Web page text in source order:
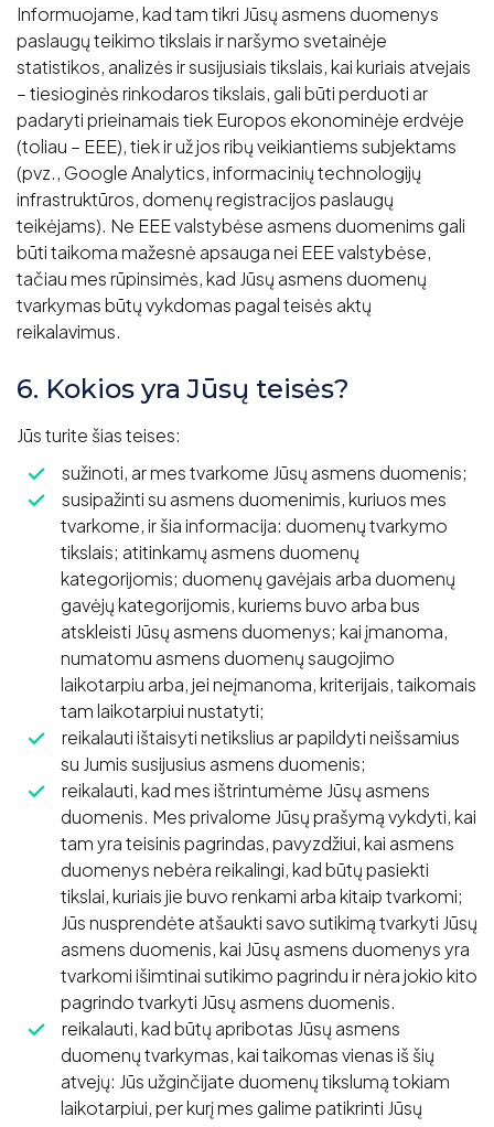
Informuojame, kad tam tikri Jūsų asmens duomenys
paslaugų teikimo tikslais ir naršymo svetainėje
statistikos, analizės ir susijusiais tikslais, kai kuriais atvejais
– tiesioginės rinkodaros tikslais, gali būti perduoti ar
padaryti prieinamais tiek Europos ekonominėje erdvėje
(toliau – EEE), tiek ir už jos ribų veikiantiems subjektams
(pvz., Google Analytics, informacinių technologijų
infrastruktūros, domenų registracijos paslaugų
teikėjams). Ne EEE valstybėse asmens duomenims gali
būti taikoma mažesnė apsauga nei EEE valstybėse,
tačiau mes rūpinsimės, kad Jūsų asmens duomenų
tvarkymas būtų vykdomas pagal teisės aktų
reikalavimus.
6. Kokios yra Jūsų teisės?
Jūs turite šias teises:
sužinoti, ar mes tvarkome Jūsų asmens duomenis;
susipažinti su asmens duomenimis, kuriuos mes
tvarkome, ir šia informacija: duomenų tvarkymo
tikslais; atitinkamų asmens duomenų
kategorijomis; duomenų gavėjais arba duomenų
gavėjų kategorijomis, kuriems buvo arba bus
atskleisti Jūsų asmens duomenys; kai įmanoma,
numatomu asmens duomenų saugojimo
laikotarpiu arba, jei neįmanoma, kriterijais, taikomais
tam laikotarpiui nustatyti;
reikalauti ištaisyti netikslius ar papildyti neišsamius
su Jumis susijusius asmens duomenis;
reikalauti, kad mes ištrintumėme Jūsų asmens
duomenis. Mes privalome Jūsų prašymą vykdyti, kai
tam yra teisinis pagrindas, pavyzdžiui, kai asmens
duomenys nebėra reikalingi, kad būtų pasiekti
tikslai, kuriais jie buvo renkami arba kitaip tvarkomi;
Jūs nusprendėte atšaukti savo sutikimą tvarkyti Jūsų
asmens duomenis, kai Jūsų asmens duomenys yra
tvarkomi išimtinai sutikimo pagrindu ir nėra jokio kito
pagrindo tvarkyti Jūsų asmens duomenis.
reikalauti, kad būtų apribotas Jūsų asmens
duomenų tvarkymas, kai taikomas vienas iš šių
atvejų: Jūs užginčijate duomenų tikslumą tokiam
laikotarpiui, per kurį mes galime patikrinti Jūsų